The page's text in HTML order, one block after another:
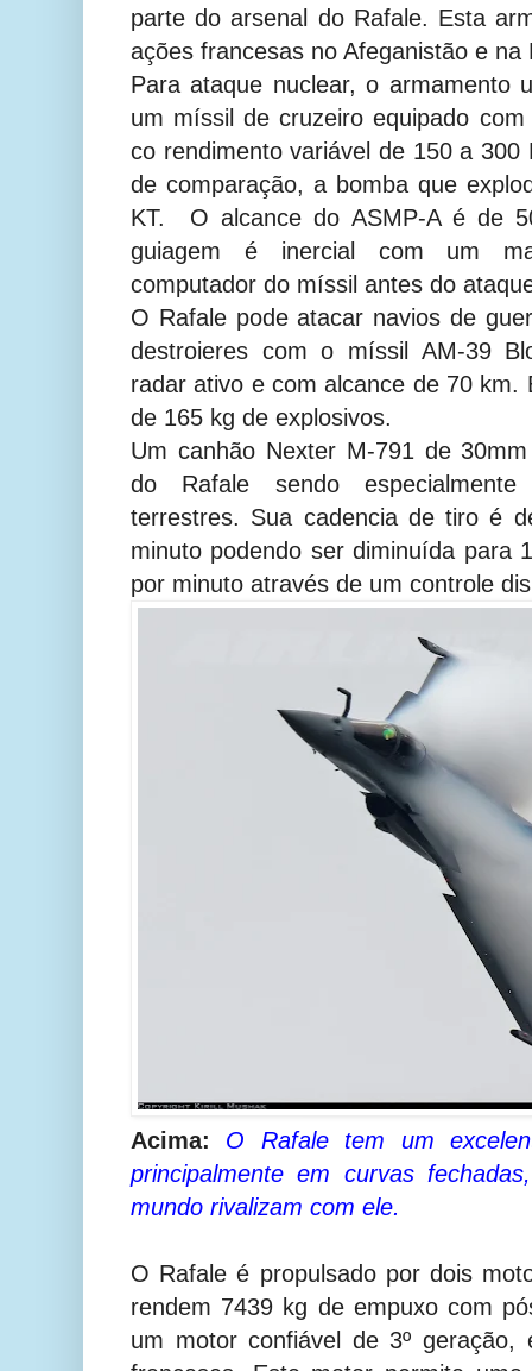
parte do arsenal do Rafale. Esta
ações francesas no Afeganistão e na
Para ataque nuclear, o armamento
um míssil de cruzeiro equipado
co rendimento variável de 150 a 300
de comparação, a bomba que
KT. O alcance do ASMP-A é de
guiagem é inercial com um
computador do míssil antes do
O Rafale pode atacar navios de
destroieres com o míssil AM-39
radar ativo e com alcance de 70 km.
de 165 kg de explosivos.
Um canhão Nexter M-791 de
do Rafale sendo
terrestres. Sua cadencia de tiro é
minuto podendo ser diminuída para
por minuto através de um controle
Acima:
O Rafale tem um
principalmente em curvas
mundo rivalizam com ele.
O Rafale é propulsado por dois
rendem 7439 kg de empuxo com
um motor confiável de 3º